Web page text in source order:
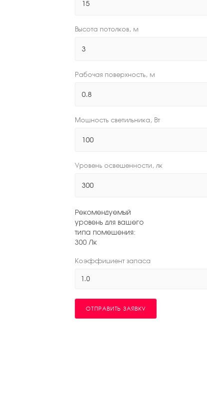
Высота потолков, м
Рабочая поверхность, м
Мощность светильника, Вт
Уровень освещенности, лк
Рекомендуемый
уровень для вашего
типа помещения:
300 Лк
Коэффициент запаса
1.0
ОТПРАВИТЬ ЗАЯВКУ